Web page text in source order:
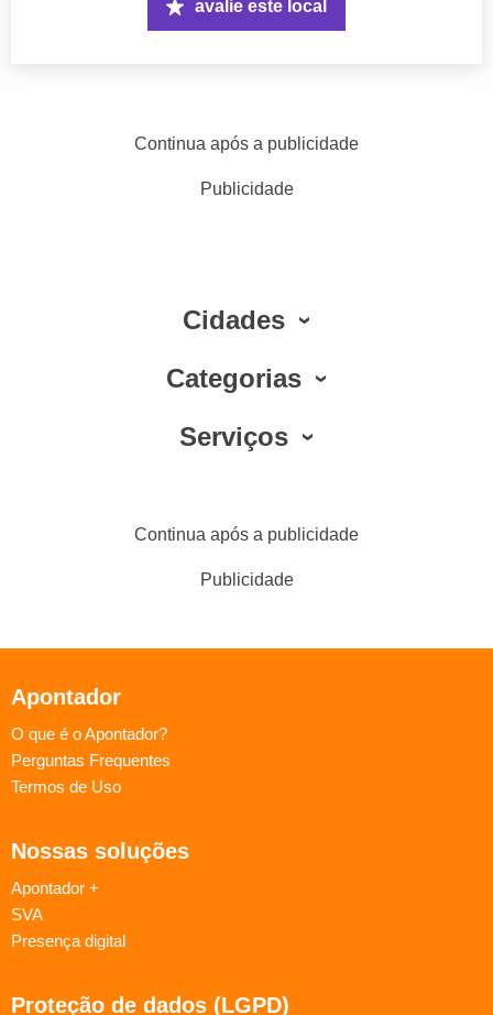
avalie este local
Continua após a publicidade
Publicidade
Cidades
Categorias
Serviços
Continua após a publicidade
Publicidade
Apontador
O que é o Apontador?
Perguntas Frequentes
Termos de Uso
Nossas soluções
Apontador +
SVA
Presença digital
Proteção de dados (LGPD)